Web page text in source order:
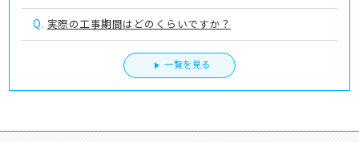
Q. 実際の工事期間はどのくらいですか？
一覧を見る